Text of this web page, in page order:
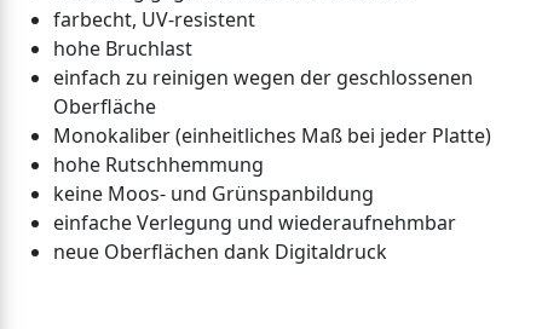
farbecht, UV-resistent
hohe Bruchlast
einfach zu reinigen wegen der geschlossenen
Oberfläche
Monokaliber (einheitliches Maß bei jeder Platte)
hohe Rutschhemmung
keine Moos- und Grünspanbildung
einfache Verlegung und wiederaufnehmbar
neue Oberflächen dank Digitaldruck